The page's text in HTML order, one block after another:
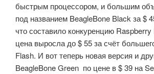
быстрым процессором, и большим
под названием BeagleBone Black за $
что составило конкуренцию Raspberry
цена выросла до $ 55 за счёт
Flash. И вот теперь новая версия и
BeagleBone Green по цене в $ 39 на